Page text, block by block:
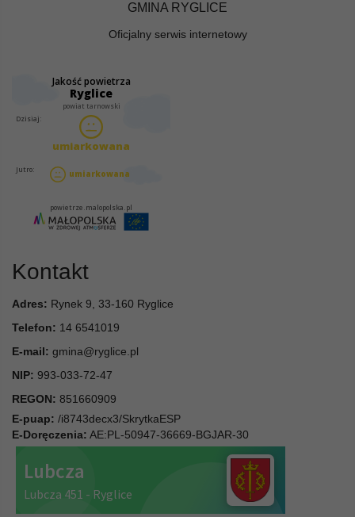
GMINA RYGLICE
Oficjalny serwis internetowy
Kontakt
Adres: Rynek 9, 33-160 Ryglice
Telefon: 14 6541019
E-mail: gmina@ryglice.pl
NIP: 993-033-72-47
REGON: 851660909
E-puap: /i8743decx3/SkrytkaESP
E-Doręczenia: AE:PL-50947-36669-BGJAR-30